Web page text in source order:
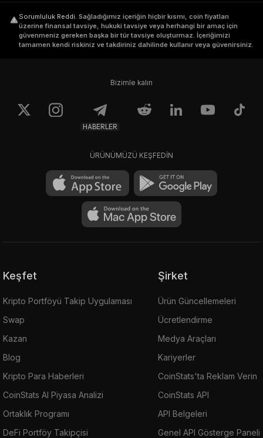
Sorumluluk Reddi. Sağladığımız içeriğin hiçbir kısmı, coin fiyatları
üzerine finansal tavsiye, hukuki tavsiye veya herhangi bir amaç için
güvenmeniz gereken başka bir tür tavsiye oluşturmaz. İçeriğimizi
tamamen kendi riskiniz ve takdiriniz dahilinde kullanır veya güvenirsiniz.
Bizimle kalın
HABERLER
ÜRÜNÜMÜZÜ KEŞFEDİN
Keşfet
Kripto Portföyü Takip Uygulaması
Swap
Kazan
Blog
Kripto Para Haberleri
CoinStats AI Piyasa Analizi
Ortaklık Programı
DeFi Portföy Takipçisi
Şirket
Ürün Güncellemeleri
Ücretlendirme
Medya Araçları
Kariyerler
CoinStats'ta Reklam Verin
CoinStats API
API Belgeleri
Genel API Gösterge Paneli